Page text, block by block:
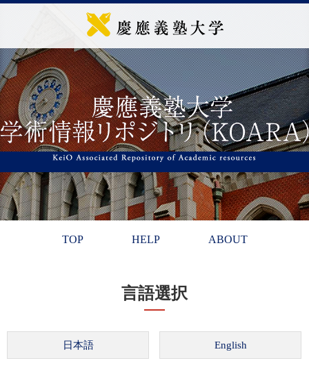
TOP HELP ABOUT
言語選択